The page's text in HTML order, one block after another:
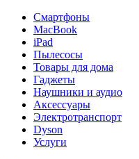
Смартфоны
MacBook
iPad
Пылесосы
Товары для дома
Гаджеты
Наушники и аудио
Аксессуары
Электротранспорт
Dyson
Услуги